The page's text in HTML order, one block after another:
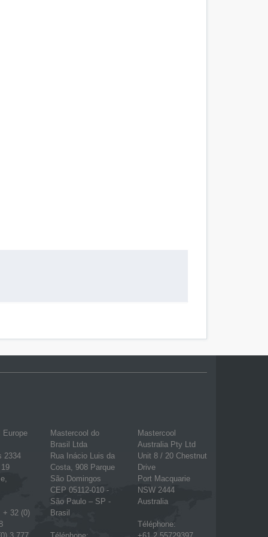
Europe
2334
+ 32 (0)
Mastercool do
Brasil Ltda
Rua Inácio Luis da
Costa, 908 Parque
São Domingos
CEP 05112-010 -
São Paulo – SP -
Brasil
Mastercool
Australia Pty Ltd
Unit 8 / 20 Chestnut
Drive
Port Macquarie
NSW 2444
Australia
Téléphone: